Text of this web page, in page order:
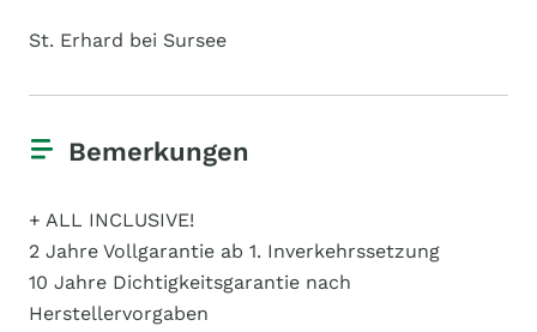
St. Erhard bei Sursee
Bemerkungen
+ ALL INCLUSIVE!
2 Jahre Vollgarantie ab 1. Inverkehrssetzung
10 Jahre Dichtigkeitsgarantie nach
Herstellervorgaben